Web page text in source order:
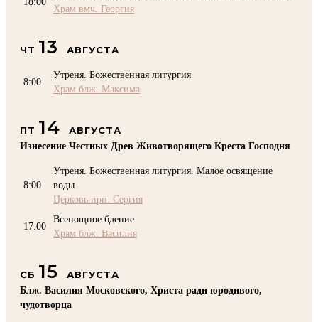
Храм вмч. Георгия
ЧТ 13 АВГУСТА
8:00
Утреня. Божественная литургия
Храм блж. Максима
ПТ 14
АВГУСТА
Изнесение Честных Древ Животворящего Креста Господня
8:00
Утреня. Божественная литургия. Малое освящение
воды
Церковь прп. Сергия
17:00
Всенощное бдение
Храм блж. Василия
СБ 15
АВГУСТА
Блж. Василия Московского, Христа ради юродивого,
чудотворца